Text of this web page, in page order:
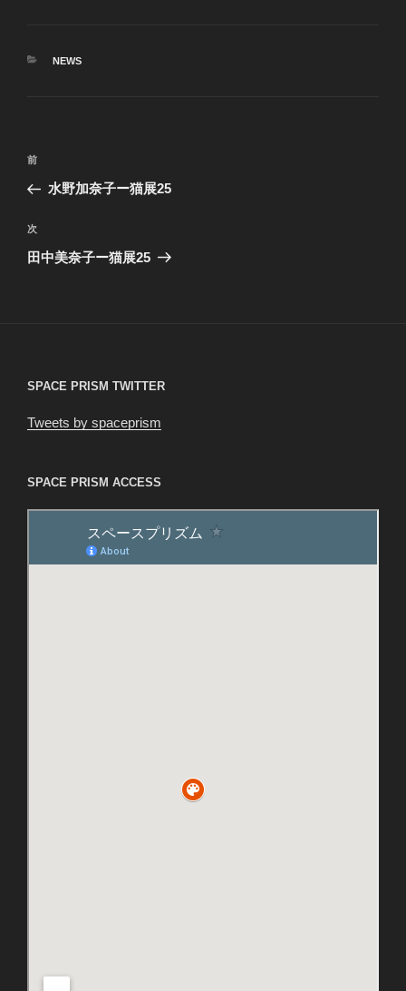
カ
NEWS
投
ナ
ビ
ゲ
前
の
稿
前
水野加奈子ー猫展25
次
の
次
田中美奈子ー猫展25
SPACE PRISM TWITTER
Tweets by spaceprism
SPACE PRISM ACCESS